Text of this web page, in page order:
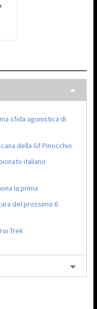
sfida agonistica di
della Gf Pinocchio
italiano
la prima
del prossimo 6
Trek